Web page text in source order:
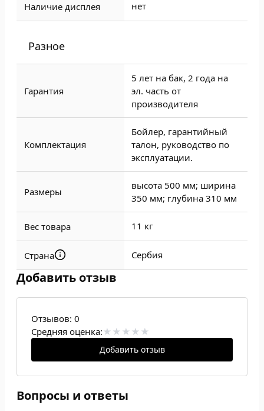
Наличие дисплея нет
Разное
Гарантия
5 лет на бак, 2 года на
эл. часть от
производителя
Комплектация
Бойлер, гарантийный
талон, руководство по
эксплуатации.
Размеры
высота 500 мм; ширина
350 мм; глубина 310 мм
Вес товара 11 кг
Страна Сербия
Добавить отзыв
Отзывов: 0
Средняя оценка:
Добавить отзыв
Вопросы и ответы